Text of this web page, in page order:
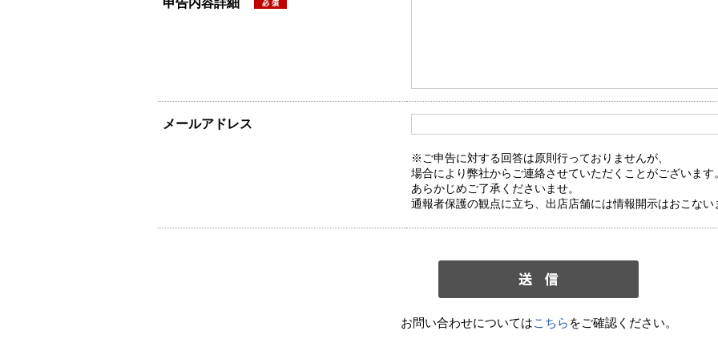
申告内容詳細
メールアドレス
※ご申告に対する回答は原則行っておりませんが、
場合により弊社からご連絡させていただくことがございます。
あらかじめご了承くださいませ。
通報者保護の観点に立ち、出店店舗には情報開示はおこない
お問い合わせについてはこちら をご確認ください。